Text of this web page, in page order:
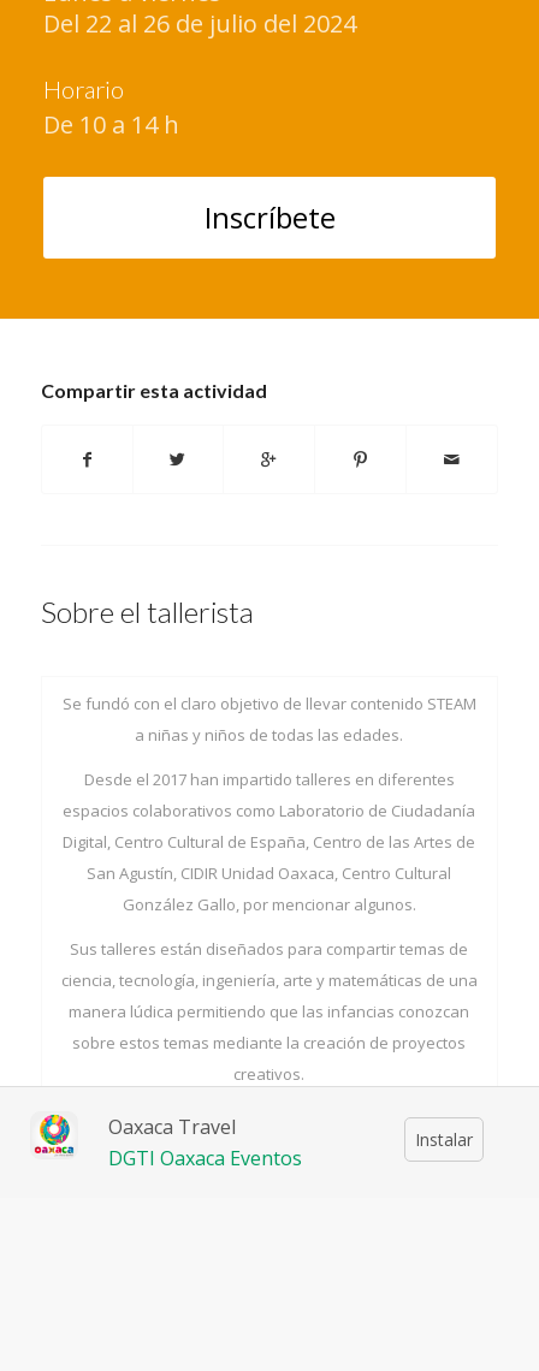
Del 22 al 26 de julio del 2024
Horario
De 10 a 14 h
Inscríbete
Compartir esta actividad
Sobre el tallerista
Se fundó con el claro objetivo de llevar contenido STEAM
a niñas y niños de todas las edades.
Desde el 2017 han impartido talleres en diferentes
espacios colaborativos como Laboratorio de Ciudadanía
Digital, Centro Cultural de España, Centro de las Artes de
San Agustín, CIDIR Unidad Oaxaca, Centro Cultural
González Gallo, por mencionar algunos.
Sus talleres están diseñados para compartir temas de
ciencia, tecnología, ingeniería, arte y matemáticas de una
manera lúdica permitiendo que las infancias conozcan
sobre estos temas mediante la creación de proyectos
creativos.
Oaxaca Travel
DGTI Oaxaca Eventos
Instalar